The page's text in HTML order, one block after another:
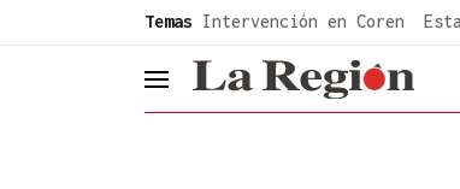
Temas Intervención en Coren
header.menu.open